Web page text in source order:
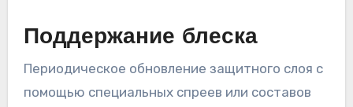
Поддержание блеска
Периодическое обновление защитного слоя с
помощью специальных спреев или составов